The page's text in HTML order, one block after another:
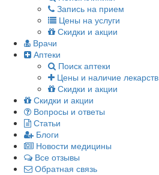
Запись на прием
Цены на услуги
Скидки и акции
Врачи
Аптеки
Поиск аптеки
Цены и наличие лекарств
Скидки и акции
Скидки и акции
Вопросы и ответы
Статьи
Блоги
Новости медицины
Все отзывы
Обратная связь